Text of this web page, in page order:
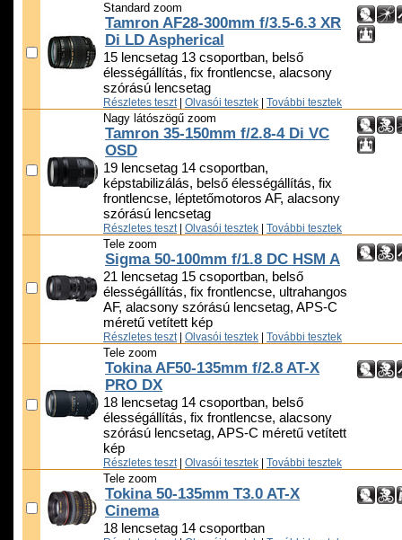
Standard zoom
Tamron AF28-300mm f/3.5-6.3 XR
Di LD Aspherical
15 lencsetag 13 csoportban, belső
élességállítás, fix frontlencse, alacsony
szórású lencsetag
Részletes teszt Olvasói tesztek További tesztek
Nagy látószögű zoom
Tamron 35-150mm f/2.8-4 Di VC
OSD
19 lencsetag 14 csoportban,
képstabilizálás, belső élességállítás, fix
frontlencse, léptetőmotoros AF, alacsony
szórású lencsetag
Részletes teszt Olvasói tesztek További tesztek
Tele zoom
Sigma 50-100mm f/1.8 DC HSM A
21 lencsetag 15 csoportban, belső
élességállítás, fix frontlencse, ultrahangos
AF, alacsony szórású lencsetag, APS-C
méretű vetített kép
Részletes teszt Olvasói tesztek További tesztek
Tele zoom
Tokina AF50-135mm f/2.8 AT-X
PRO DX
18 lencsetag 14 csoportban, belső
élességállítás, fix frontlencse, alacsony
szórású lencsetag, APS-C méretű vetített
kép
Részletes teszt Olvasói tesztek További tesztek
Tele zoom
Tokina 50-135mm T3.0 AT-X
Cinema
18 lencsetag 14 csoportban